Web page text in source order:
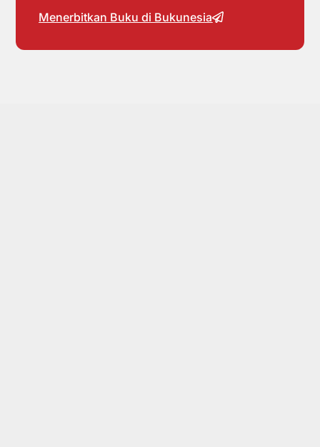
Menerbitkan Buku di Bukunesia